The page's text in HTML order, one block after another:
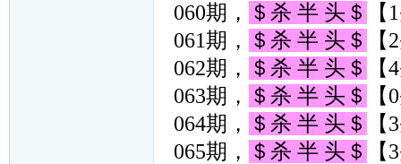
060期，
＄杀 半 头＄
061期，
＄杀 半 头＄
062期，
＄杀 半 头＄
063期，
＄杀 半 头＄
064期，
＄杀 半 头＄
065期，
＄杀 半 头＄